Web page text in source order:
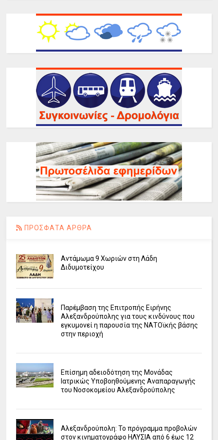
ΠΡΟΣΦΑΤΑ ΑΡΘΡΑ
Αντάμωμα 9 Χωριών στη Λάδη
Διδυμοτείχου
Παρέμβαση της Επιτροπής Ειρήνης
Αλεξανδρούπολης για τους κινδύνους που
εγκυμονεί η παρουσία της ΝΑΤΟϊκής βάσης
στην περιοχή
Επίσημη αδειοδότηση της Μονάδας
Ιατρικώς Υποβοηθούμενης Αναπαραγωγής
του Νοσοκομείου Αλεξανδρούπολης
Αλεξανδρούπολη: Το πρόγραμμα προβολών
στον κινηματογράφο ΗΛΥΣΙΑ από 6 έως 12